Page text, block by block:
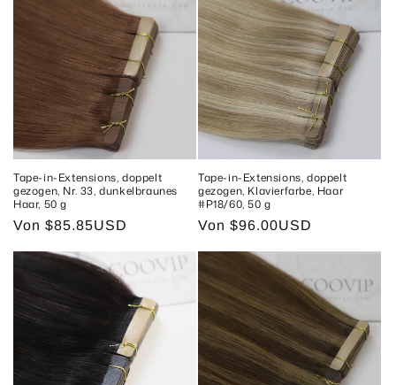
Tape-in-Extensions, doppelt
gezogen, Nr. 33, dunkelbraunes
Haar, 50 g
Normaler
Von $85.85USD
Tape-in-Extensions, doppelt
gezogen, Klavierfarbe, Haar
#P18/60, 50 g
Normaler
Von $96.00USD